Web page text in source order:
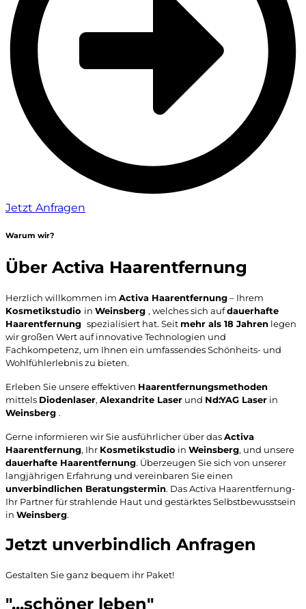
Jetzt Anfragen
Warum wir?
Über Activa Haarentfernung
Herzlich willkommen im Activa Haarentfernung– Ihrem
Kosmetikstudio in Weinsberg , welches sich aufdauerhafte
Haarentfernung spezialisiert hat. Seit mehr als 18 Jahren legen
wir großen Wert auf innovative Technologien und
Fachkompetenz, um Ihnen ein umfassendes Schönheits- und
Wohlfühlerlebnis zu bieten.
Erleben Sie unsere effektiven Haarentfernungsmethoden
mittels Diodenlaser, Alexandrite Laser und Nd:YAG Laser in
Weinsberg .
Gerne informieren wir Sie ausführlicher über dasActiva
Haarentfernung, Ihr Kosmetikstudio in Weinsberg, und unsere
dauerhafte Haarentfernung. Überzeugen Sie sich von unserer
langjährigen Erfahrung und vereinbaren Sie einen
unverbindlichen Beratungstermin. Das Activa Haarentfernung-
Ihr Partner für strahlende Haut und gestärktes Selbstbewusstsein
in Weinsberg.
Jetzt unverbindlich Anfragen
Gestalten Sie ganz bequem ihr Paket!
"...schöner leben"